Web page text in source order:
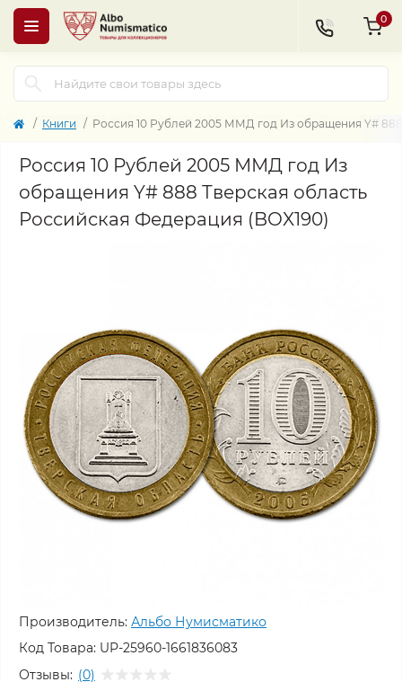
0
Книги Россия 10 Рублей 2005 ММД год Из обращения Y#
Россия 10 Рублей 2005 ММД год Из
обращения Y# 888 Тверская область
Российская Федерация (BOX190)
Производитель: Альбо Нумисматико
Код Товара: UP-25960-1661836083
Отзывы: (0)